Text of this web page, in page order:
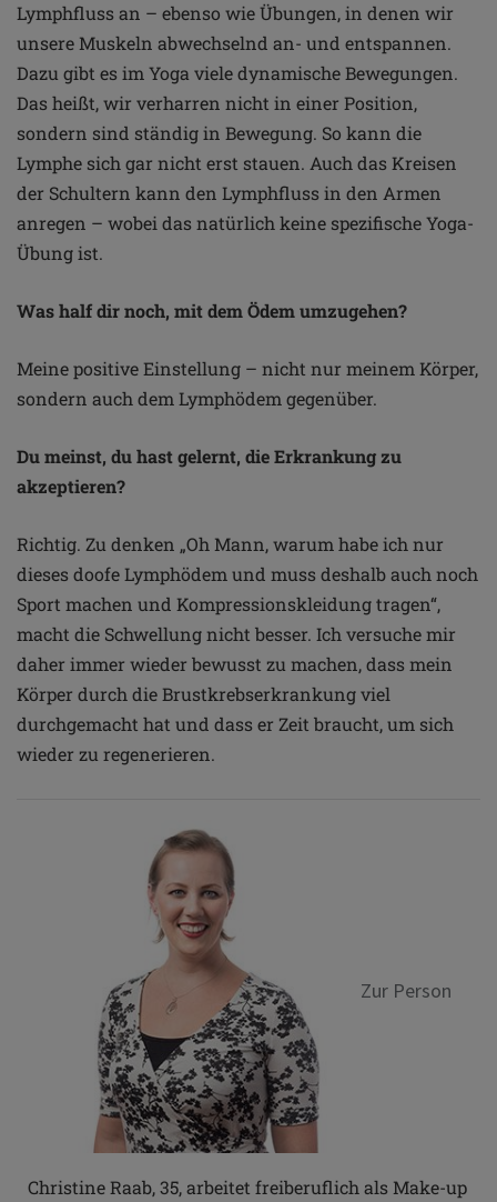
Lymphfluss an – ebenso wie Übungen, in denen wir
unsere Muskeln abwechselnd an- und entspannen.
Dazu gibt es im Yoga viele dynamische Bewegungen.
Das heißt, wir verharren nicht in einer Position,
sondern sind ständig in Bewegung. So kann die
Lymphe sich gar nicht erst stauen. Auch das Kreisen
der Schultern kann den Lymphfluss in den Armen
anregen – wobei das natürlich keine spezifische Yoga-
Übung ist.
Was half dir noch, mit dem Ödem umzugehen?
Meine positive Einstellung – nicht nur meinem Körper,
sondern auch dem Lymphödem gegenüber.
Du meinst, du hast gelernt, die Erkrankung zu
akzeptieren?
Richtig. Zu denken „Oh Mann, warum habe ich nur
dieses doofe Lymphödem und muss deshalb auch noch
Sport machen und Kompressionskleidung tragen“,
macht die Schwellung nicht besser. Ich versuche mir
daher immer wieder bewusst zu machen, dass mein
Körper durch die Brustkrebserkrankung viel
durchgemacht hat und dass er Zeit braucht, um sich
wieder zu regenerieren.
Zur Person
Christine Raab, 35, arbeitet freiberuflich als Make-up